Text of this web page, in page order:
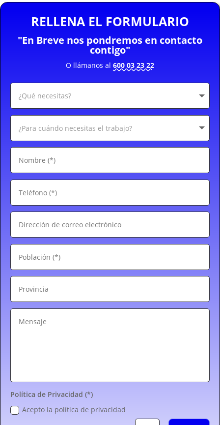
RELLENA EL FORMULARIO
"En Breve nos pondremos en contacto
contigo"
O llámanos al 600 03 23 22
Política de Privacidad (*)
Acepto la política de privacidad